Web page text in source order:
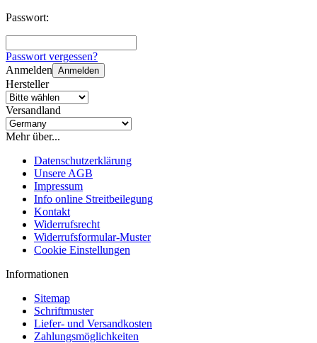
Passwort:
Passwort vergessen?
Anmelden Anmelden
Hersteller
Versandland
Mehr über...
Datenschutzerklärung
Unsere AGB
Impressum
Info online Streitbeilegung
Kontakt
Widerrufsrecht
Widerrufsformular-Muster
Cookie Einstellungen
Informationen
Sitemap
Schriftmuster
Liefer- und Versandkosten
Zahlungsmöglichkeiten